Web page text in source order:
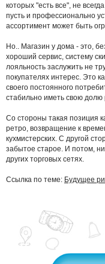
которых "есть все", не
пусть и профессионально
ассортимент может быть
Но.. Магазин у дома - это,
хороший сервис, систему
лояльность заслужить не
покупателях интерес. Это
своего постоянного
стабильно иметь свою долю
Со стороны такая позиция
ретро, возвращение к
кухмистерских. С другой
забытое старое. И потом,
других торговых сетях.
Ссылка по теме: Будущее